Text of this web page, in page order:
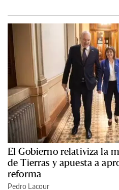
El Gobierno relativiza la
de Tierras y apuesta a
reforma
Pedro Lacour